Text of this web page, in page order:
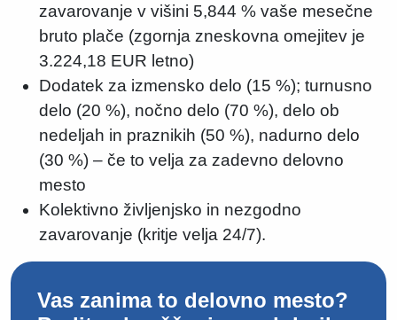
zavarovanje v višini 5,844 % vaše mesečne
bruto plače (zgornja zneskovna omejitev je
3.224,18 EUR letno)
Dodatek za izmensko delo (15 %); turnusno
delo (20 %), nočno delo (70 %), delo ob
nedeljah in praznikih (50 %), nadurno delo
(30 %) – če to velja za zadevno delovno
mesto
Kolektivno življenjsko in nezgodno
zavarovanje (kritje velja 24/7).
Vas zanima to delovno mesto?